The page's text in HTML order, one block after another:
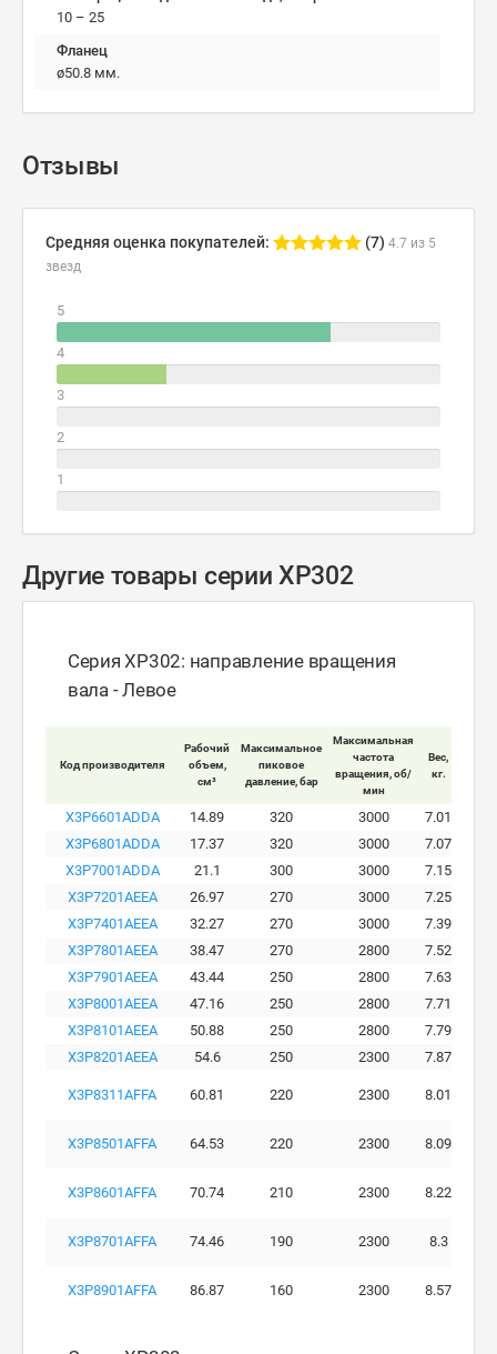
10 – 25
Фланец
ø50.8 мм.
Отзывы
Средняя оценка покупателей: (7) 4.7 из 5
звезд
5
4
3
2
1
Другие товары серии XP302
Серия XP302: направление вращения
вала - Левое
Код производителя
Рабочий
объем,
см³
Максимальное
пиковое
давление, бар
Максимальная
частота
вращения, об/
мин
Вес,
кг.
X3P6601ADDA 14.89 320 3000 7.01
X3P6801ADDA
17.37 320 3000 7.07
X3P7001ADDA
21.1 300 3000 7.15
X3P7201AEEA
26.97 270 3000 7.25
X3P7401AEEA
32.27 270 3000 7.39
X3P7801AEEA
38.47 270 2800 7.52
X3P7901AEEA
43.44 250 2800 7.63
X3P8001AEEA
47.16 250 2800 7.71
X3P8101AEEA
50.88 250 2800 7.79
X3P8201AEEA
54.6 250 2300 7.87
X3P8311AFFA 60.81 220 2300 8.01
X3P8501AFFA 64.53 220 2300 8.09
X3P8601AFFA 70.74 210 2300 8.22
X3P8701AFFA 74.46 190 2300 8.3
X3P8901AFFA 86.87 160 2300 8.57